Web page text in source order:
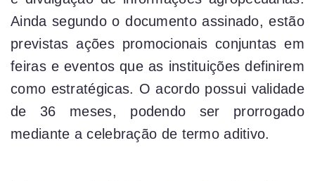
Ainda segundo o documento assinado, estão
previstas ações promocionais conjuntas em
feiras e eventos que as instituições definirem
como estratégicas. O acordo possui validade
de 36 meses, podendo ser prorrogado
mediante a celebração de termo aditivo.